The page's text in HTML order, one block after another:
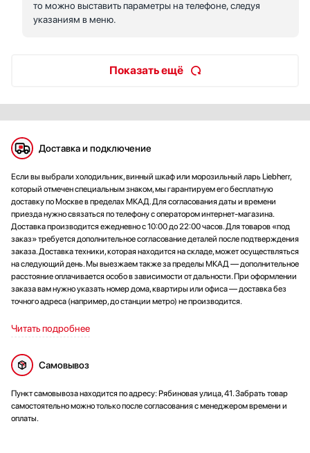
то можно выставить параметры на телефоне, следуя
указаниям в меню.
Показать ещё
Доставка и подключение
Если вы выбрали холодильник, винный шкаф или морозильный ларь Liebherr,
который отмечен специальным знаком, мы гарантируем его бесплатную
доставку по Москве в пределах МКАД. Для согласования даты и времени
приезда нужно связаться по телефону с оператором интернет-магазина.
Доставка производится ежедневно с 10:00 до 22:00 часов. Для товаров «под
заказ» требуется дополнительное согласование деталей после подтверждения
заказа. Доставка техники, которая находится на складе, может осуществляться
на следующий день. Мы выезжаем также за пределы МКАД — дополнительное
расстояние оплачивается особо в зависимости от дальности. При оформлении
заказа вам нужно указать номер дома, квартиры или офиса — доставка без
точного адреса (например, до станции метро) не производится.
Читать подробнее
Самовывоз
Пункт самовывоза находится по адресу: Рябиновая улица, 41. Забрать товар
самостоятельно можно только после согласования с менеджером времени и
оплаты.